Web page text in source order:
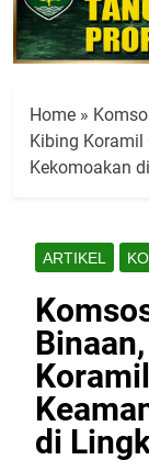
Home »
Kibing
Kekomoakan
ARTIKEL
di